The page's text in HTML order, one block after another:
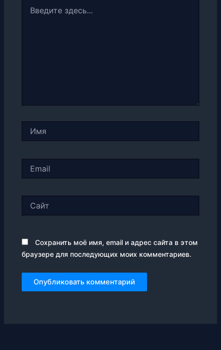
здесь...
Сохранить моё имя, email и адрес сайта в этом
браузере для последующих моих комментариев.